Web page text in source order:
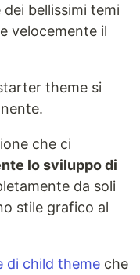
bellissimi temi
velocemente il
theme si
che ci
lo sviluppo di
da soli
stile grafico al
di child theme che